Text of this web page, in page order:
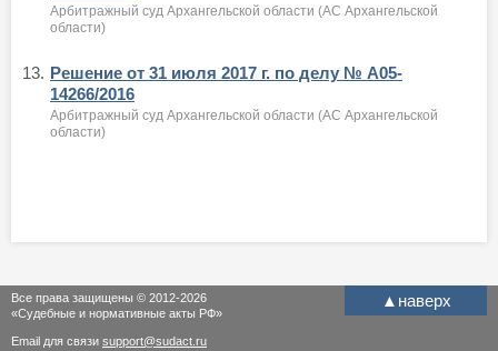
Арбитражный суд Архангельской области (АС Архангельской
области)
13. Решение от 31 июля 2017 г. по делу № А05-
14266/2016
Арбитражный суд Архангельской области (АС Архангельской
области)
▲ наверх
Все права защищены © 2012-2026
«Судебные и нормативные акты РФ»
Email для связи support@sudact.ru